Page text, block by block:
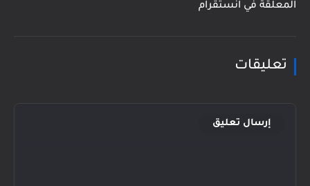
المعلّقة في انستقرام
تعليقات
إرسال تعليق